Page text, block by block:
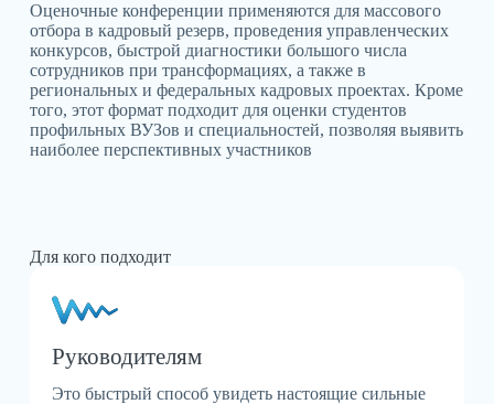
Оценочные конференции применяются для массового
отбора в кадровый резерв, проведения управленческих
конкурсов, быстрой диагностики большого числа
сотрудников при трансформациях, а также в
региональных и федеральных кадровых проектах. Кроме
того, этот формат подходит для оценки студентов
профильных ВУЗов и специальностей, позволяя выявить
наиболее перспективных участников
Для кого подходит
Руководителям
Это быстрый способ увидеть настоящие сильные